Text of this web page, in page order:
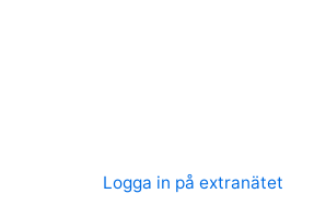
Logga in på extranätet